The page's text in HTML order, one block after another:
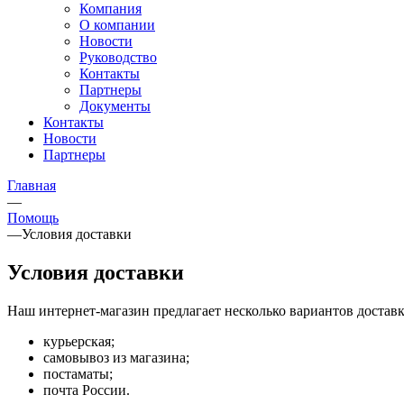
Компания
О компании
Новости
Руководство
Контакты
Партнеры
Документы
Контакты
Новости
Партнеры
Главная
—
Помощь
—Условия доставки
Условия доставки
Наш интернет-магазин предлагает несколько вариантов
курьерская;
самовывоз из магазина;
постаматы;
почта России.